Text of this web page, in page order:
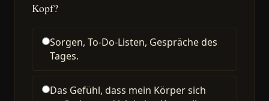
Kopf?
Sorgen, To-Do-Listen, Gespräche des
Tages.
Das Gefühl, dass mein Körper sich